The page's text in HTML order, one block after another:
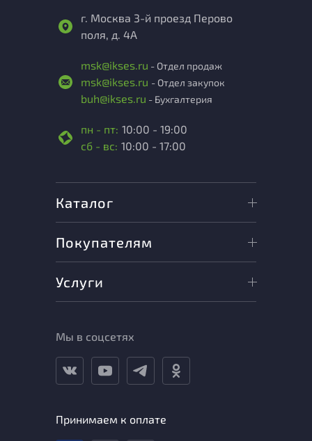
г. Москва 3-й проезд Перово
поля, д. 4А
msk@ikses.ru - Отдел продаж
msk@ikses.ru - Отдел закупок
buh@ikses.ru - Бухгалтерия
пн - пт: 10:00 - 19:00
сб - вс: 10:00 - 17:00
Каталог
Покупателям
Услуги
Мы в соцсетях
Принимаем к оплате